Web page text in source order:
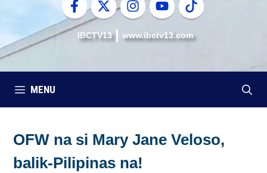
IBCTV13 www.ibctv13.com
MENU
OFW na si Mary Jane Veloso,
balik-Pilipinas na!